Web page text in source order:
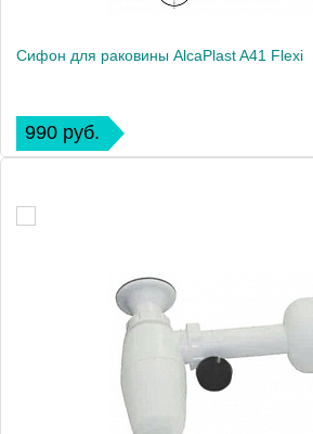
Сифон для раковины AlcaPlast A41 Flexi
990 руб.